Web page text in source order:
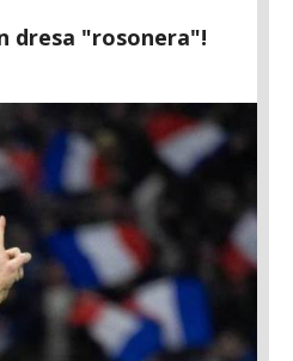
dresa "rosonera"!